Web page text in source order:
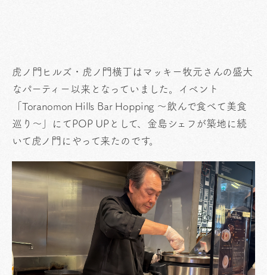
虎ノ門ヒルズ・虎ノ門横丁はマッキー牧元さんの盛大
なパーティー以来となっていました。イベント
「Toranomon Hills Bar Hopping 〜飲んで食べて美食
巡り〜」にてPOP UPとして、金島シェフが築地に続
いて虎ノ門にやって来たのです。